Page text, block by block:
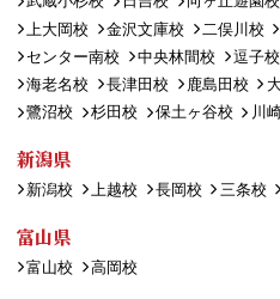
上大岡校
金沢文庫校 二俣川校
センター南校
中央林間校 逗子校
海老名校
長津田校 鹿島田校
鷺沼校
杉田校 保土ヶ谷校 川
新潟県
新潟校 上越校 長岡校 三条校
富山県
富山校 高岡校